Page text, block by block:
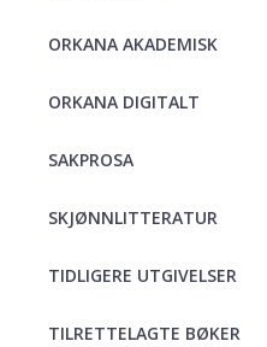
ORKANA AKADEMISK
ORKANA DIGITALT
SAKPROSA
SKJØNNLITTERATUR
TIDLIGERE UTGIVELSER
TILRETTELAGTE BØKER